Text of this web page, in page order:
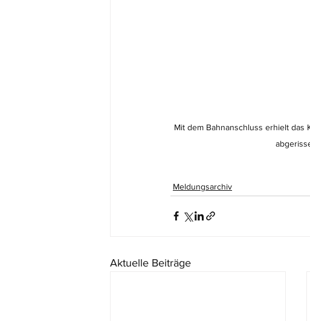
Mit dem Bahnanschluss erhielt das
Meldungsarchiv
Aktuelle Beiträge